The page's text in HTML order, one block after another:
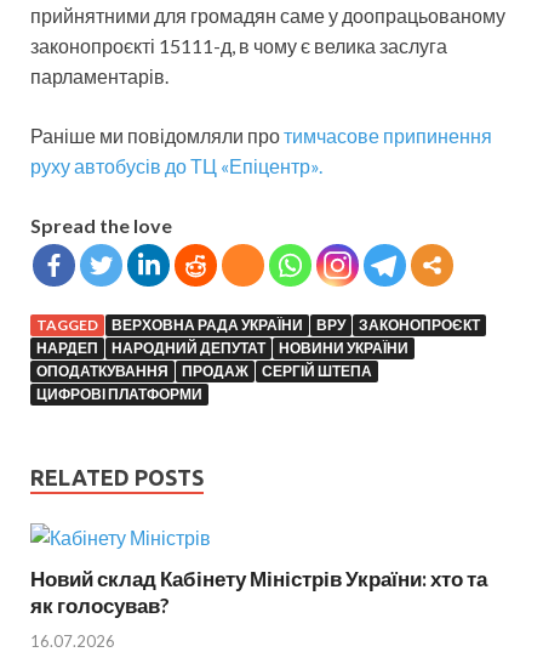
прийнятними для громадян саме у доопрацьованому
законопроєкті 15111-д, в чому є велика заслуга
парламентарів.
Раніше ми повідомляли протимчасове припинення
руху автобусів до ТЦ «Епіцентр».
Spread the love
TAGGED ВЕРХОВНА РАДА УКРАЇНИ ВРУ
ЗАКОНОПРОЄКТ
НАРДЕП
НАРОДНИЙ ДЕПУТАТ
НОВИНИ УКРАЇНИ
ОПОДАТКУВАННЯ
ПРОДАЖ
СЕРГІЙ ШТЕПА
ЦИФРОВІ ПЛАТФОРМИ
RELATED POSTS
Новий склад Кабінету Міністрів України: хто та
як голосував?
16.07.2026